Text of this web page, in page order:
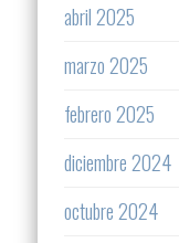
abril 2025
marzo 2025
febrero 2025
diciembre 2024
octubre 2024